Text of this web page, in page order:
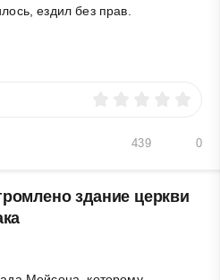
ездил без прав.
0
439
здание церкви